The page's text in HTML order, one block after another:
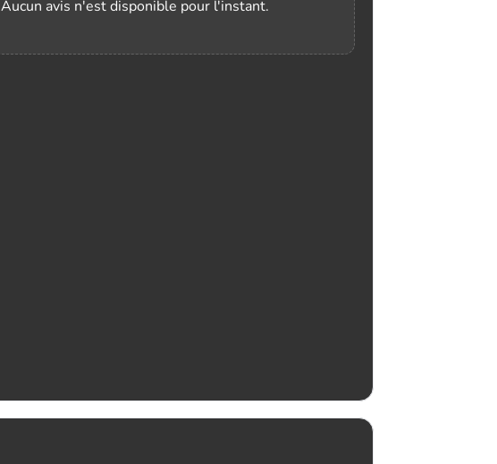
Aucun avis n'est disponible pour l'instant.